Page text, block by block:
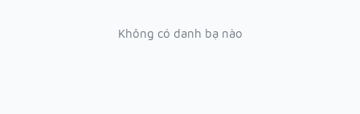
Không có danh bạ nào